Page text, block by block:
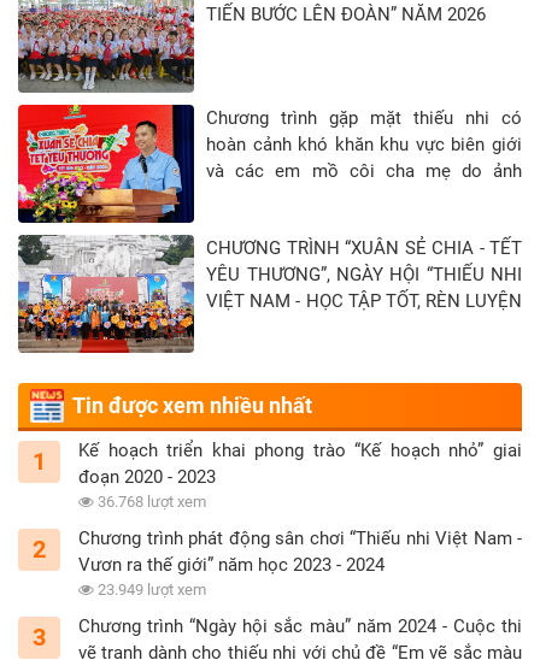
TIẾN BƯỚC LÊN ĐOÀN” NĂM 2026
Chương trình gặp mặt thiếu nhi có
hoàn cảnh khó khăn khu vực biên giới
và các em mồ côi cha mẹ do ảnh
chia - Tết yêu thương” năm 2026
CHƯƠNG TRÌNH “XUÂN SẺ CHIA - TẾT
YÊU THƯƠNG”, NGÀY HỘI “THIẾU NHI
VIỆT NAM - HỌC TẬP TỐT, RÈN LUYỆN
Tin được xem nhiều nhất
1
Kế hoạch triển khai phong trào “Kế hoạch nhỏ” giai
đoạn 2020 - 2023
36.768 lượt xem
2
Chương trình phát động sân chơi “Thiếu nhi Việt Nam -
Vươn ra thế giới” năm học 2023 - 2024
23.949 lượt xem
3
Chương trình “Ngày hội sắc màu” năm 2024 - Cuộc thi
vẽ tranh dành cho thiếu nhi với chủ đề “Em vẽ sắc màu